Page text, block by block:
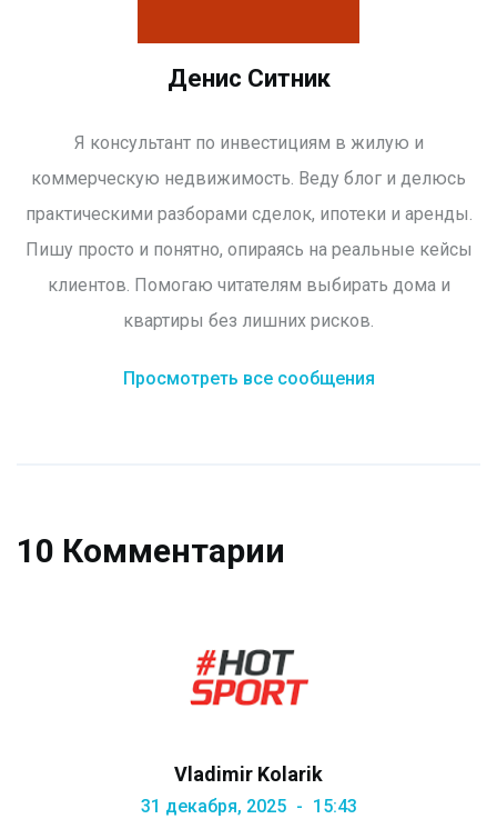
Денис Ситник
Я консультант по инвестициям в жилую и
коммерческую недвижимость. Веду блог и делюсь
практическими разборами сделок, ипотеки и аренды.
Пишу просто и понятно, опираясь на реальные кейсы
клиентов. Помогаю читателям выбирать дома и
квартиры без лишних рисков.
Просмотреть все сообщения
10 Комментарии
Vladimir Kolarik
31 декабря, 2025 15:43